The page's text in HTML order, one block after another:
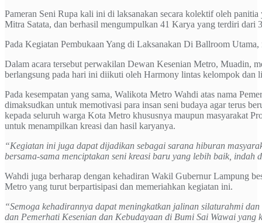
Pameran Seni Rupa kali ini di laksanakan secara kolektif oleh
Mitra Satata, dan berhasil mengumpulkan 41 Karya yang terdiri
Pada Kegiatan Pembukaan Yang di Laksanakan Di Ballroom
Dalam acara tersebut perwakilan Dewan Kesenian Metro, Muadin,
berlangsung pada hari ini diikuti oleh Harmony lintas kelompok dan
Pada kesempatan yang sama, Walikota Metro Wahdi atas nama
dimaksudkan untuk memotivasi para insan seni budaya agar terus
kepada seluruh warga Kota Metro khususnya maupun masyarakat
untuk menampilkan kreasi dan hasil karyanya.
“Kegiatan ini juga dapat dijadikan sebagai sarana hiburan
bersama-sama menciptakan seni kreasi baru yang lebih baik, indah
Wahdi juga berharap dengan kehadiran Wakil Gubernur Lampung
Metro yang turut berpartisipasi dan memeriahkan kegiatan ini.
“Semoga kehadirannya dapat meningkatkan jalinan silaturahmi
dan Pemerhati Kesenian dan Kebudayaan di Bumi Sai Wawai yang